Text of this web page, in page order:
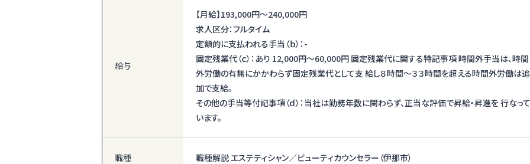
給与
【月給】193,000円〜240,000円
求人区分：フルタイム
定額的に支払われる手当（ｂ）：-
固定残業代（ｃ）：あり 12,000円〜60,000円 固定残業代に関する特記事項 時間外手当は、時間
外労働の有無にかかわらず固定残業代として支 給し８時間～３３時間を超える時間外労働は追
加で支給。
その他の手当等付記事項（ｄ）：当社は勤務年数に関わらず、正当な評価で昇給・昇進を 行なって
います。
職種 職種解説 エステティシャン／ビューティカウンセラー（伊那市）